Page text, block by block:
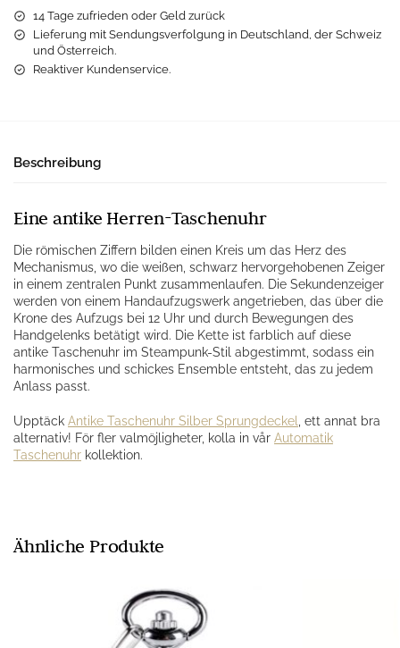
14 Tage zufrieden oder Geld zurück
Lieferung mit Sendungsverfolgung in Deutschland, der Schweiz
und Österreich.
Reaktiver Kundenservice.
Beschreibung
Eine antike Herren-Taschenuhr
Die römischen Ziffern bilden einen Kreis um das Herz des
Mechanismus, wo die weißen, schwarz hervorgehobenen Zeiger
in einem zentralen Punkt zusammenlaufen. Die Sekundenzeiger
werden von einem Handaufzugswerk angetrieben, das über die
Krone des Aufzugs bei 12 Uhr und durch Bewegungen des
Handgelenks betätigt wird. Die Kette ist farblich auf diese
antike Taschenuhr im Steampunk-Stil abgestimmt, sodass ein
harmonisches und schickes Ensemble entsteht, das zu jedem
Anlass passt.
Upptäck Antike Taschenuhr Silber Sprungdeckel , ett annat bra
alternativ! För fler valmöjligheter, kolla in vår Automatik
Taschenuhr kollektion.
Ähnliche Produkte